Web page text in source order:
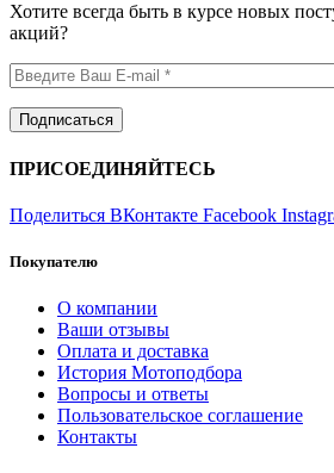
Хотите всегда быть в курсе новых
акций?
ПРИСОЕДИНЯЙТЕСЬ
Поделиться ВКонтакте Facebook
Покупателю
О компании
Ваши отзывы
Оплата и доставка
История Мотоподбора
Вопросы и ответы
Пользовательское соглашение
Контакты